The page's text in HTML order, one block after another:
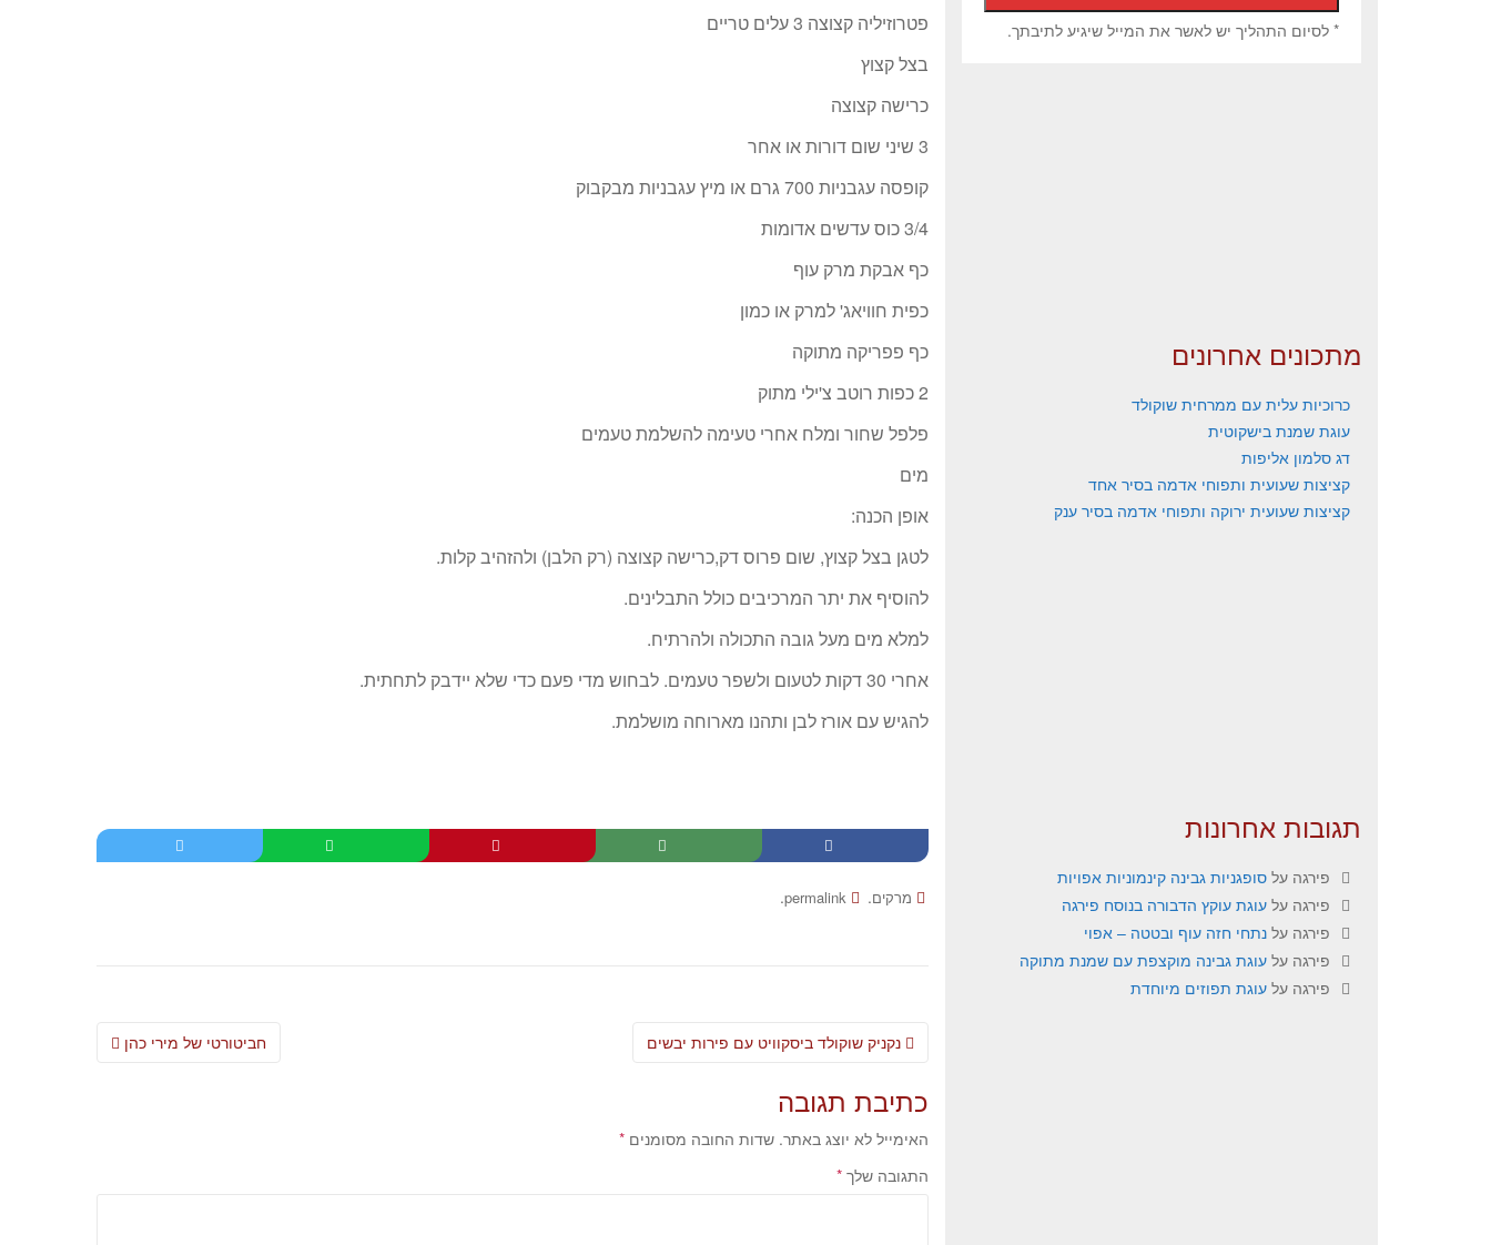
פטרוזיליה קצוצה 3 עלים טריים
בצל קצוץ
כרישה קצוצה
3 שיני שום דורות או אחר
קופסה עגבניות 700 גרם או מיץ עגבניות מבקבוק
3/4 כוס עדשים אדומות
כף אבקת מרק עוף
כפית חוויאג' למרק או כמון
כף פפריקה מתוקה
2 כפות רוטב צ'ילי מתוק
פלפל שחור ומלח אחרי טעימה להשלמת טעמים
מים
אופן הכנה:
לטגן בצל קצוץ, שום פרוס דק,כרישה קצוצה (רק הלבן) ולהזהיב קלות.
להוסיף את יתר המרכיבים כולל התבלינים.
למלא מים מעל גובה התכולה ולהרתיח.
אחרי 30 דקות לטעום ולשפר טעמים. לבחוש מדי פעם כדי שלא יידבק לתחתית.
להגיש עם אורז לבן ותהנו מארוחה מושלמת.
מרקים.
permalink
.
Post
חביטורטי של מירי כהן
כתיבת תגובה
האימייל לא יוצג באתר. שדות החובה מסומנים *
התגובה שלך *
* לסיום התהליך יש לאשר את המייל שיגיע לתיבתך.
מתכונים אחרונים
כרוכיות עלית עם ממרחית שוקולד
עוגת שמנת בישקוטית
דג סלמון אליפות
קציצות שעועית ותפוחי אדמה בסיר אחד
קציצות שעועית ירוקה ותפוחי אדמה בסיר ענק
תגובות אחרונות
פירגה על סופגניות גבינה קינמוניות אפויות
פירגה על עוגת עוקץ הדבורה בנוסח פירגה
פירגה על נתחי חזה עוף ובטטה – אפוי
פירגה על עוגת גבינה מוקצפת עם שמנת מתוקה
פירגה על עוגת תפוזים מיוחדת